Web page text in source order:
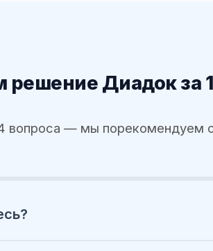
решение Диадок за
вопроса — мы порекомендуем